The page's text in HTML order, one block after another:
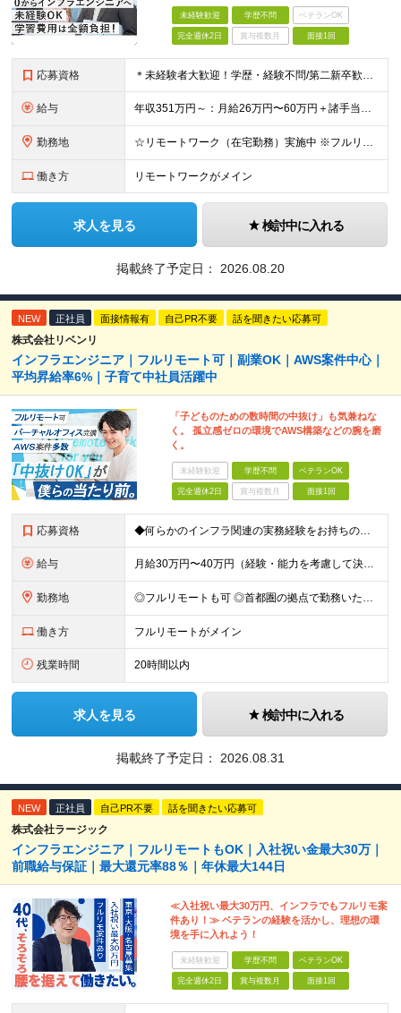
未経験歓迎 学歴不問 ベテランOK
完全週休2日 賞与複数月 面接1回
応募資格 ＊未経験者大歓迎！学歴・経験不問/第二新卒歓迎/充実研修/WEB面接可能＊ ▼未経験歓迎＆完全ポテンシャル採用！▼ 基礎のキソから学べる研修があるので経験は一切不問！ 面接では「あなたの想い」を教
給与 年収351万円～：月給26万円〜60万円＋諸手当＋インセンティブ（２種）＋賞与 ★Point 設立から9ヶ月で全社員2万円の昇給実績 ※成果はしっかりと還元いたします！ ★Point 100％年
勤務地 ☆リモートワーク（在宅勤務）実施中 ※フルリモート可 【グループ本社】東京都中央区八丁堀3-6-6 アド京橋ビル2F ∟宝町駅 5分/京橋駅 7分/八丁堀駅7分/JR東京駅10分 【プロジェクト先
働き方 リモートワークがメイン
求人を見る 検討中に入れる
掲載終了予定日： 2026.08.20
NEW 正社員 面接情報有 自己PR不要 話を聞きたい応募可
株式会社リベンリ
インフラエンジニア｜フルリモート可｜副業OK｜AWS案件中心｜
平均昇給率6%｜子育て中社員活躍中
「子どものための数時間の中抜け」も気兼ねな
く。 孤立感ゼロの環境でAWS構築などの腕を磨
く。
未経験歓迎 学歴不問 ベテランOK
完全週休2日 賞与複数月 面接1回
応募資格 ◆何らかのインフラ関連の実務経験をお持ちの方 ◆学歴不問 ＜特に歓迎する方＞ ◆Linuxサーバーの構築・運用経験（3年以上） ◆パブリッククラウド（AWS / Azure / GCPいずれか）を用
給与 月給30万円〜40万円（経験・能力を考慮して決定） ※固定残業代20時間分（4.0〜5.5万円）含む／超過分は全額支給 ※経験・スキルを考慮のうえ決定いたします ※6ヶ月の試用期間あり。期間中の待遇に
勤務地 ◎フルリモートも可 ◎首都圏の拠点で勤務いただくことを想定しております ■本社（湘南本社） 神奈川県藤沢市辻堂神台2-2-1 アイクロス湘南8階 └JR東海道線「辻堂駅」徒歩3分 ■東北支社 秋田
働き方 フルリモートがメイン
残業時間 20時間以内
求人を見る 検討中に入れる
掲載終了予定日： 2026.08.31
NEW 正社員 自己PR不要 話を聞きたい応募可
株式会社ラージック
インフラエンジニア｜フルリモートもOK｜入社祝い金最大30万｜
前職給与保証｜最大還元率88％｜年休最大144日
≪入社祝い最大30万円、インフラでもフルリモ案
件あり！≫ ベテランの経験を活かし、理想の環
境を手に入れよう！
未経験歓迎 学歴不問 ベテランOK
完全週休2日 賞与複数月 面接1回